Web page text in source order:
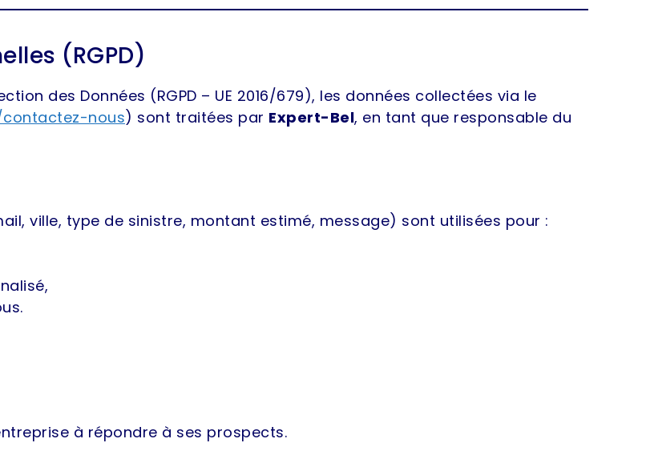
(RGPD)
des Données (RGPD – UE 2016/679), les données collectées via le
nous) sont traitées par Expert-Bel, en tant que responsable du
ville, type de sinistre, montant estimé, message) sont utilisées pour :
à répondre à ses prospects.